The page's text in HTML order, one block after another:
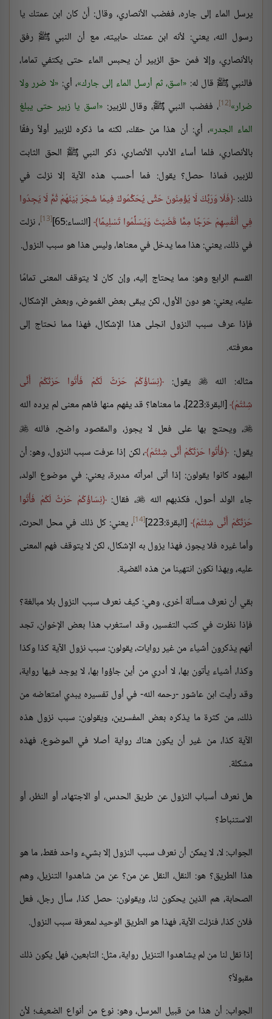
يرسل الماء إلى جاره، فغضب الأنصاري، وقال: أَنْ كان ابن عمتك يا
رسول الله، يعني: لأنه ابن عمتك حابيته، مع أن النبي ﷺ رفق
بالأنصاري، وإلا فمن حق الزبير أن يحبس الماء حتى يكتفي تماما،
فالنبي ﷺ قال له: اسق، ثم أرسل الماء إلى جارك ، أي: لا ضرر ولا
ضرار [12] ، فغضب النبي ﷺ، وقال للزبير: اسق يا زبير حتى يبلغ
الماء الجدر ، أي: أن هذا من حقك، لكنه ما ذكره للزبير أولاً رفقًا
بالأنصاري، فلما أساء الأدب الأنصاري، ذكر النبي ﷺ الحق الثابت
للزبير، فماذا حصل؟ يقول: فما أحسب هذه الآية إلا نزلت في
ذلك: فَلَا وَرَبِّكَ لَا يُؤْمِنُونَ حَتَّى يُحَكِّمُوكَ فِيمَا شَجَرَ بَيْنَهُمْ ثُمَّ لَا يَجِدُوا
فِي أَنْفُسِهِمْ حَرَجًا مِمَّا قَضَيْتَ وَيُسَلِّمُوا تَسْلِيمًا [النساء:65] [13]
، نزلت
في ذلك، يعني: هذا مما يدخل في معناها، وليس هذا هو سبب النزول.
القسم الرابع وهو: مما يحتاج إليه، وإن كان لا يتوقف المعنى تمامًا
عليه، يعني: هو دون الأول، لكن يبقى بعض الغموض، وبعض الإشكال،
فإذا عرف سبب النزول انجلى هذا الإشكال، فهذا مما نحتاج إلى
معرفته.
مثاله: الله يقول:
نِسَاؤُكُمْ حَرْثٌ لَكُمْ فَأْتُوا حَرْثَكُمْ أَنَّى
شِئْتُمْ [البقرة:223]، ما معناها؟ قد يفهم منها فاهم معنى لم يرده الله
، ويحتج بها على فعل لا يجوز، والمقصود واضح، فالله 
يقول: فَأْتُوا حَرْثَكُمْ أَنَّى شِئْتُمْ ، لكن إذا عرفت سبب النزول، وهو: أن
اليهود كانوا يقولون: إذا أتى امرأته مدبرة، يعني: في موضوع الولد،
جاء الولد أحول، فكذبهم الله ، فقال: نِسَاؤُكُمْ حَرْثٌ لَكُمْ فَأْتُوا
حَرْثَكُمْ أَنَّى شِئْتُمْ [البقرة:223] [14]
، يعني: كل ذلك في محل الحرث،
وأما غيره فلا يجوز، فهذا يزول به الإشكال، لكن لا يتوقف فهم المعنى
عليه، وبهذا نكون انتهينا من هذه القضية.
بقي أن نعرف مسألة أخرى، وهي: كيف نعرف سبب النزول بلا مبالغة؟
فإذا نظرت في كتب التفسير، وقد استغرب هذا بعض الإخوان، تجد
أنهم يذكرون أشياء من غير روايات، يقولون: سبب نزول الآية كذا وكذا
وكذا، أشياء يأتون بها، لا أدري من أين جاؤوا بها، لا يوجد فيها رواية،
وقد رأيت ابن عاشور -رحمه الله- في أول تفسيره يبدي امتعاضه من
ذلك، من كثرة ما يذكره بعض المفسرين، ويقولون: سبب نزول هذه
الآية كذا، من غير أن يكون هناك رواية أصلا في الموضوع، فهذه
مشكلة.
هل نعرف أسباب النزول عن طريق الحدس، أو الاجتهاد، أو النظر، أو
الاستنباط؟
الجواب: لا، لا يمكن أن نعرف سبب النزول إلا بشيء واحد فقط، ما هو
هذا الطريق؟ هو: النقل، النقل عن من؟ عن من شاهدوا التنزيل، وهم
الصحابة، هم الذين يحكون لنا، ويقولون: حصل كذا، سأل رجل، فعل
فلان كذا، فنزلت الآية، فهذا هو الطريق الوحيد لمعرفة سبب النزول.
إذا نقل لنا من لم يشاهدوا التنزيل رواية، مثل: التابعين، فهل يكون ذلك
مقبولاً؟
الجواب: أن هذا من قبيل المرسل، وهو: نوع من أنواع الضعيف؛ لأن